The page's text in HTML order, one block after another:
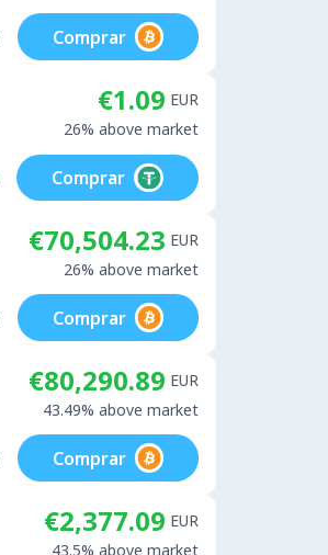
Comprar
€1.09 EUR
26% above market
Comprar
€70,504.23 EUR
26% above market
Comprar
€80,290.89 EUR
43.49% above market
Comprar
€2,377.09 EUR
43.5% above market